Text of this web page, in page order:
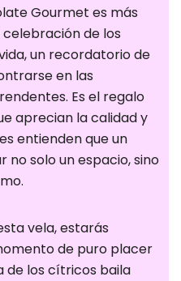
Gourmet es más
de los
un recordatorio de
en las
Es el regalo
aprecian la calidad y
entienden que un
solo un espacio, sino
vela, estarás
de puro placer
de los cítricos baila
crear un perfil
de sus
intereses y
mostrarle
anuncios
relevantes en
otros sitios. No
almacenan
directamente
que se basan
en la
identificación